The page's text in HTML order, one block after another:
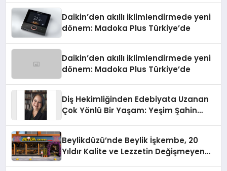
Daikin’den akıllı iklimlendirmede yeni
dönem: Madoka Plus Türkiye’de
Daikin’den akıllı iklimlendirmede yeni
dönem: Madoka Plus Türkiye’de
Diş Hekimliğinden Edebiyata Uzanan
Çok Yönlü Bir Yaşam: Yeşim Şahin
Beylikdüzü’nde Beylik İşkembe, 20
Yıldır Kalite ve Lezzetin Değişmeyen